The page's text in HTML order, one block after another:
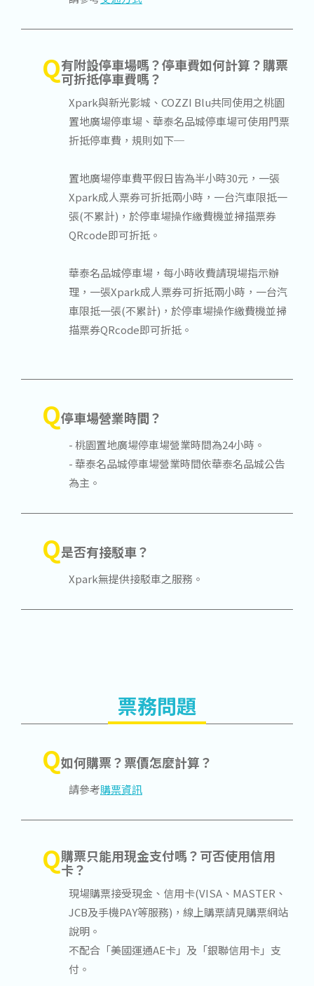
Q有附設停車場嗎？停車費如何計算？購票
可折抵停車費嗎？
Xpark與新光影城、COZZI Blu共同使用之桃園
置地廣場停車場、華泰名品城停車場可使用門票
折抵停車費，規則如下─
置地廣場停車費平假日皆為半小時30元，一張
Xpark成人票券可折抵兩小時，一台汽車限抵一
張(不累計)，於停車場操作繳費機並掃描票券
QRcode即可折抵。
華泰名品城停車場，每小時收費請現場指示辦
理，一張Xpark成人票券可折抵兩小時，一台汽
車限抵一張(不累計)，於停車場操作繳費機並掃
描票券QRcode即可折抵。
Q停車場營業時間？
- 桃園置地廣場停車場營業時間為24小時。
- 華泰名品城停車場營業時間依華泰名品城公告
為主。
Q是否有接駁車？
Xpark無提供接駁車之服務。
票務問題
Q如何購票？票價怎麼計算？
請參考購票資訊
Q購票只能用現金支付嗎？可否使用信用
卡？
現場購票接受現金、信用卡(VISA、MASTER、
JCB及手機PAY等服務)，線上購票請見購票網站
說明。
不配合「美國運通AE卡」及「銀聯信用卡」支
付。